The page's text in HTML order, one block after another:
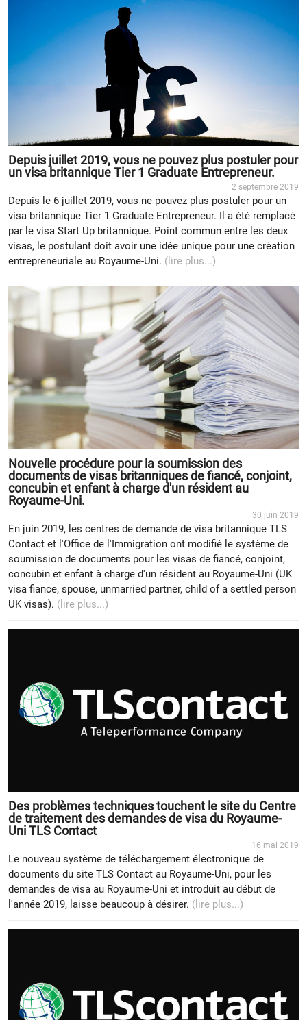
Depuis juillet 2019, vous ne pouvez plus postuler pour
un visa britannique Tier 1 Graduate Entrepreneur.
2 septembre 2019
Depuis le 6 juillet 2019, vous ne pouvez plus postuler pour un
visa britannique Tier 1 Graduate Entrepreneur. Il a été remplacé
par le visa Start Up britannique. Point commun entre les deux
visas, le postulant doit avoir une idée unique pour une création
entrepreneuriale au Royaume-Uni. (lire plus...)
Nouvelle procédure pour la soumission des
documents de visas britanniques de fiancé, conjoint,
concubin et enfant à charge d'un résident au
Royaume-Uni.
30 juin 2019
En juin 2019, les centres de demande de visa britannique TLS
Contact et l'Office de l'Immigration ont modifié le système de
soumission de documents pour les visas de fiancé, conjoint,
concubin et enfant à charge d'un résident au Royaume-Uni (UK
visa fiance, spouse, unmarried partner, child of a settled person
UK visas). (lire plus...)
Des problèmes techniques touchent le site du Centre
de traitement des demandes de visa du Royaume-
Uni TLS Contact
16 mai 2019
Le nouveau système de téléchargement électronique de
documents du site TLS Contact au Royaume-Uni, pour les
demandes de visa au Royaume-Uni et introduit au début de
l'année 2019, laisse beaucoup à désirer. (lire plus...)